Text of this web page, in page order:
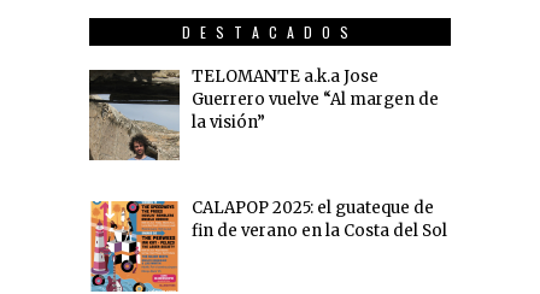
DESTACADOS
TELOMANTE a.k.a Jose
Guerrero vuelve “Al margen de
la visión”
CALAPOP 2025: el guateque de
fin de verano en la Costa del Sol